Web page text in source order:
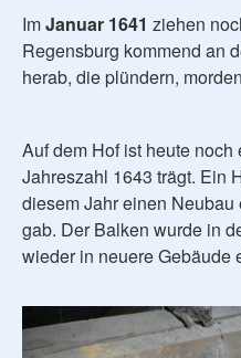
ImJanuar 1641 ziehen
Regensburg kommend an
herab, die plündern,
Auf dem Hof ist heute
Jahreszahl 1643 trägt. Ein
diesem Jahr einen
gab. Der Balken wurde in
wieder in neuere Gebäude